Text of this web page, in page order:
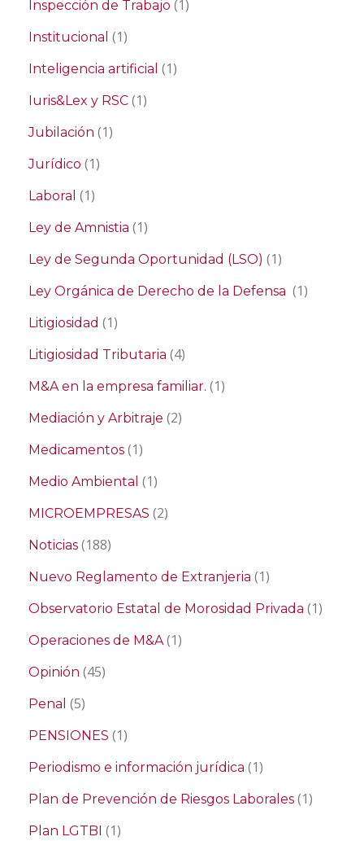
Inspección de Trabajo (1)
Institucional (1)
Inteligencia artificial (1)
Iuris&Lex y RSC (1)
Jubilación (1)
Jurídico (1)
Laboral (1)
Ley de Amnistia (1)
Ley de Segunda Oportunidad (LSO) (1)
Ley Orgánica de Derecho de la Defensa (1)
Litigiosidad (1)
Litigiosidad Tributaria (4)
M&A en la empresa familiar. (1)
Mediación y Arbitraje (2)
Medicamentos (1)
Medio Ambiental (1)
MICROEMPRESAS (2)
Noticias (188)
Nuevo Reglamento de Extranjeria (1)
Observatorio Estatal de Morosidad Privada (1)
Operaciones de M&A(1)
Opinión (45)
Penal (5)
PENSIONES (1)
Periodismo e información jurídica (1)
Plan de Prevención de Riesgos Laborales (1)
Plan LGTBI (1)